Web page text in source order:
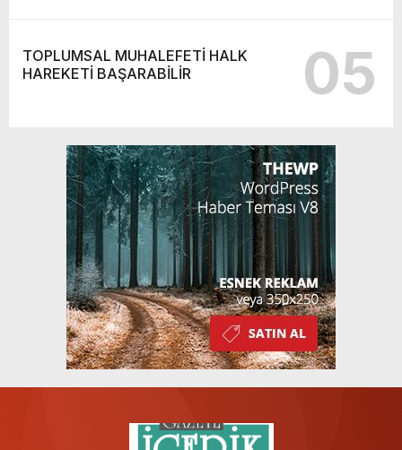
TOPLUMSAL MUHALEFETİ HALK
HAREKETİ BAŞARABİLİR
05